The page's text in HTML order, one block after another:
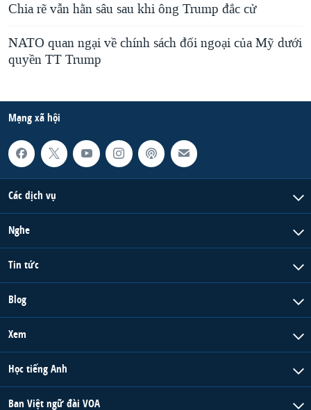
Chia rẽ vẫn hằn sâu sau khi ông Trump đắc cử
NATO quan ngại về chính sách đối ngoại của Mỹ dưới
quyền TT Trump
Mạng xã hội
Các dịch vụ
Nghe
Tin tức
Blog
Xem
Học tiếng Anh
Ban Việt ngữ đài VOA